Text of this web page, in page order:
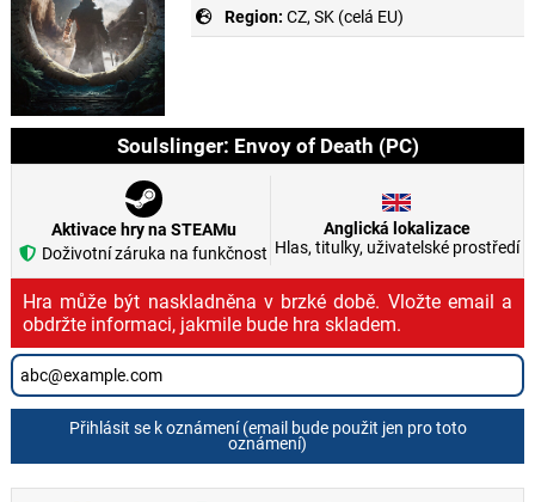
Region: CZ, SK (celá EU)
Soulslinger: Envoy of Death (PC)
Aktivace hry na STEAMu
Doživotní záruka na funkčnost
Anglická lokalizace
Hlas, titulky, uživatelské prostředí
Hra může být naskladněna v brzké době. Vložte email a
obdržte informaci, jakmile bude hra skladem.
Přihlásit se k oznámení (email bude použit jen pro toto
oznámení)